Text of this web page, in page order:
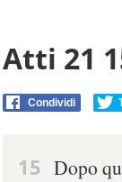
Atti 21
Condividi
15 Dopo